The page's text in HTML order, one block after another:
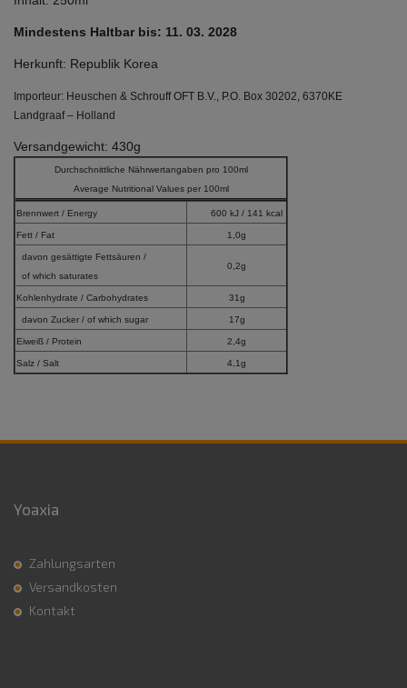
Mindestens Haltbar bis: 11. 03. 2028
Herkunft: Republik Korea
Importeur: Heuschen & Schrouff OFT B.V., P.O. Box 30202, 6370KE
Landgraaf – Holland
Versandgewicht: 430g
Durchschnittliche Nährwertangaben pro 100ml
Average Nutritional Values per 100ml
Brennwert / Energy 600 kJ / 141 kcal
Fett / Fat 1,0g
davon gesättigte Fettsäuren /
of which saturates
0,2g
Kohlenhydrate / Carbohydrates 31g
davon Zucker / of which sugar 17g
Eiweiß / Protein 2,4g
Salz / Salt 4,1g
Yoaxia
Zahlungsarten
Versandkosten
Kontakt